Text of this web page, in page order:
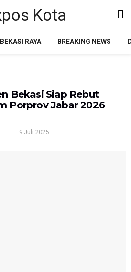
BEKASI RAYA BREAKING NEWS
Bekasi Siap Rebut
Porprov Jabar 2026
9 Juli 2025